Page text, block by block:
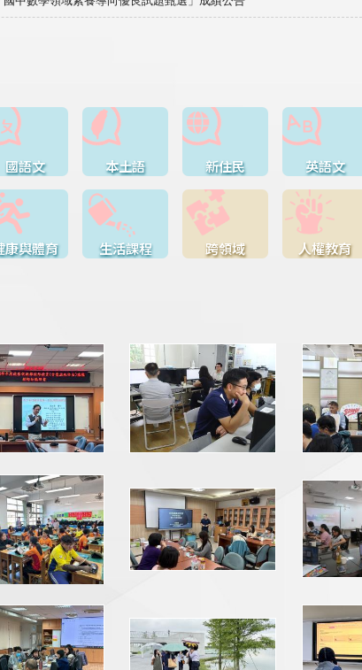
國語文 本土語 新住民 英語文
康與體育 生活課程 跨領域 人權教育